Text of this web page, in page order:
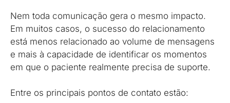
Nem toda comunicação gera o mesmo impacto.
Em muitos casos, o sucesso do relacionamento
está menos relacionado ao volume de mensagens
e mais à capacidade de identificar os momentos
em que o paciente realmente precisa de suporte.
Entre os principais pontos de contato estão: